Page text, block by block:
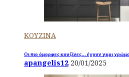
ΚΟΥΖΙΝΑ
Οι πιο όμορφες κουζίνες… έχουν γκρι
apangelis12 20/01/2025